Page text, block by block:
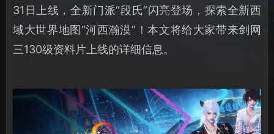
31日上线，全新门派“段氏”闪亮登场，探索全新西
域大世界地图“河西瀚漠”！本文将给大家带来剑网
三130级资料片上线的详细信息。